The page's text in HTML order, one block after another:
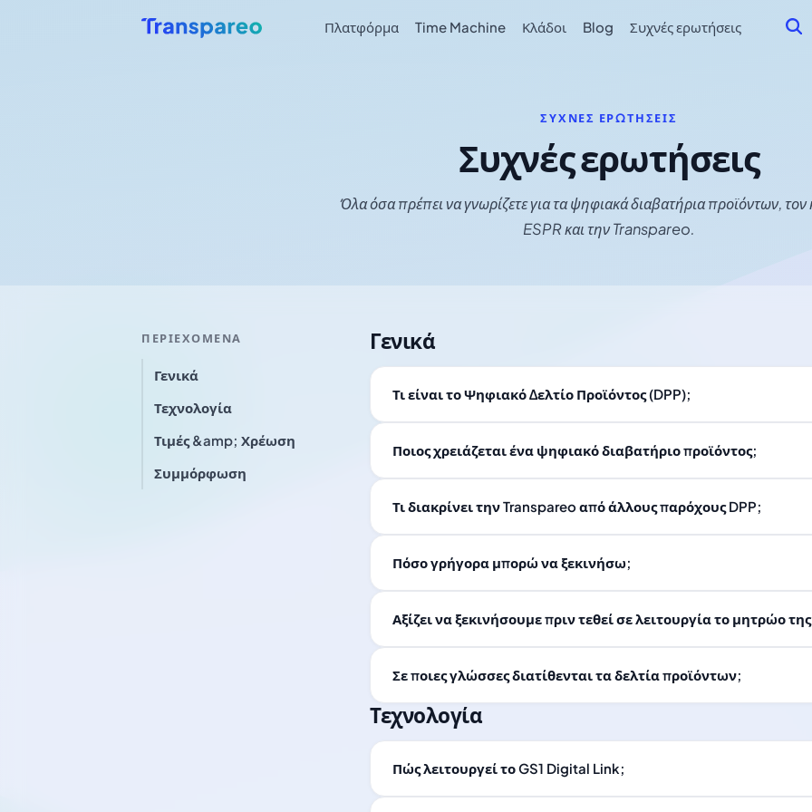
Πλατφόρμα Time Machine Κλάδοι Blog Συχνές ερωτήσεις
ΣΥΧΝΈΣ ΕΡΩΤΉΣΕΙΣ
Συχνές ερωτήσεις
Όλα όσα πρέπει να γνωρίζετε για τα ψηφιακά διαβατήρια προϊόντων, τον
ESPR και την Transpareo.
ΠΕΡΙΕΧΌΜΕΝΑ
Γενικά
Τεχνολογία
Τιμές &amp; Χρέωση
Συμμόρφωση
Γενικά
Τι είναι το Ψηφιακό Δελτίο Προϊόντος (DPP);
Ποιος χρειάζεται ένα ψηφιακό διαβατήριο προϊόντος;
Τι διακρίνει την Transpareo από άλλους παρόχους DPP;
Πόσο γρήγορα μπορώ να ξεκινήσω;
Αξίζει να ξεκινήσουμε πριν τεθεί σε λειτουργία το μητρώο
Σε ποιες γλώσσες διατίθενται τα δελτία προϊόντων;
Τεχνολογία
Πώς λειτουργεί το GS1 Digital Link;